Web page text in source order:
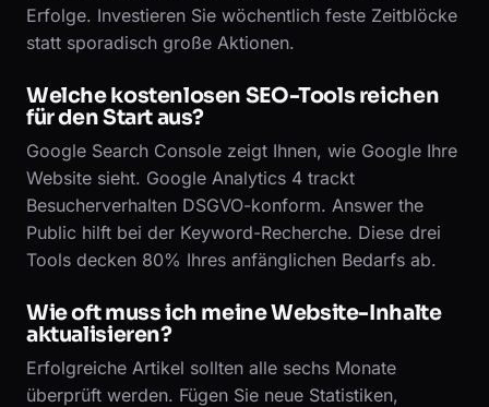
Erfolge. Investieren Sie wöchentlich feste Zeitblöcke
statt sporadisch große Aktionen.
Welche kostenlosen SEO-Tools reichen
für den Start aus?
Google Search Console zeigt Ihnen, wie Google Ihre
Website sieht. Google Analytics 4 trackt
Besucherverhalten DSGVO-konform. Answer the
Public hilft bei der Keyword-Recherche. Diese drei
Tools decken 80% Ihres anfänglichen Bedarfs ab.
Wie oft muss ich meine Website-Inhalte
aktualisieren?
Erfolgreiche Artikel sollten alle sechs Monate
überprüft werden. Fügen Sie neue Statistiken,